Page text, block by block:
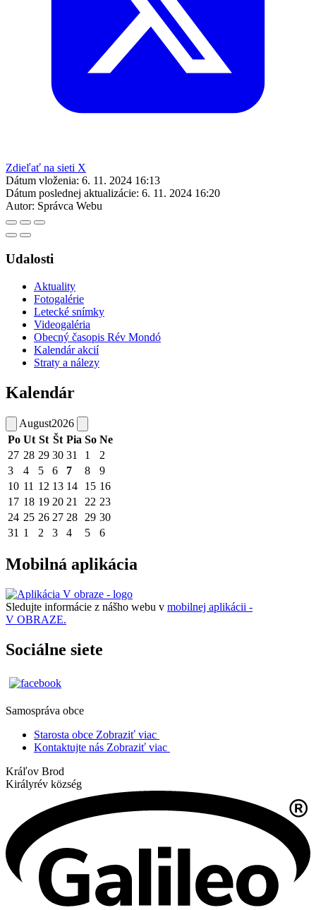
Zdieľať na sieti X
Dátum vloženia: 6. 11. 2024 16:13
Dátum poslednej aktualizácie: 6. 11. 2024 16:20
Autor: Správca Webu
Udalosti
Aktuality
Fotogalérie
Letecké snímky
Videogaléria
Obecný časopis Rév Mondó
Kalendár akcií
Straty a nálezy
Kalendár
August2026
Po Ut St Št Pia So Ne
27 28 29 30 31 1
2
3
4 5 6 7 8
9
10 11 12 13 14 15 16
17 18 19 20 21 22 23
24 25 26 27 28 29 30
31 1 2 3 4 5 6
Mobilná aplikácia
Sledujte informácie z nášho webu v mobilnej aplikácii -
V OBRAZE.
Sociálne siete
Samospráva obce
Starosta obce Zobraziť viac
Kontaktujte nás Zobraziť viac
Kráľov Brod
Királyrév község